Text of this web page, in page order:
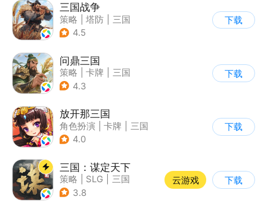
三国战争
策略 塔防
三国
| 千人同屏
4.5
下载
问鼎三国
策略 卡牌
三国
| 中国风
4.3
下载
放开那三国
角色扮演 卡牌
三国
| Q版
4.0
下载
三国：谋定天下
策略 SLG
三国
| 中国风
3.8
云游戏 下载